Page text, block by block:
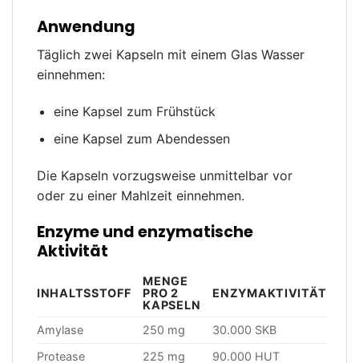
Anwendung
Täglich zwei Kapseln mit einem Glas Wasser
einnehmen:
eine Kapsel zum Frühstück
eine Kapsel zum Abendessen
Die Kapseln vorzugsweise unmittelbar vor
oder zu einer Mahlzeit einnehmen.
Enzyme und enzymatische
Aktivität
INHALTSSTOFF
MENGE
PRO 2
KAPSELN
ENZYMAKTIVITÄT
Amylase 250 mg
30.000 SKB
Protease
225 mg
90.000 HUT